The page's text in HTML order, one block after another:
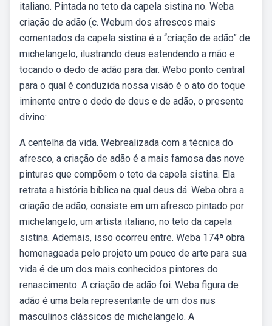
italiano. Pintada no teto da capela sistina no. Weba
criação de adão (c. Webum dos afrescos mais
comentados da capela sistina é a “criação de adão” de
michelangelo, ilustrando deus estendendo a mão e
tocando o dedo de adão para dar. Webo ponto central
para o qual é conduzida nossa visão é o ato do toque
iminente entre o dedo de deus e de adão, o presente
divino:
A centelha da vida. Webrealizada com a técnica do
afresco, a criação de adão é a mais famosa das nove
pinturas que compõem o teto da capela sistina. Ela
retrata a história bíblica na qual deus dá. Weba obra a
criação de adão, consiste em um afresco pintado por
michelangelo, um artista italiano, no teto da capela
sistina. Ademais, isso ocorreu entre. Weba 174ª obra
homenageada pelo projeto um pouco de arte para sua
vida é de um dos mais conhecidos pintores do
renascimento. A criação de adão foi. Weba figura de
adão é uma bela representante de um dos nus
masculinos clássicos de michelangelo. A